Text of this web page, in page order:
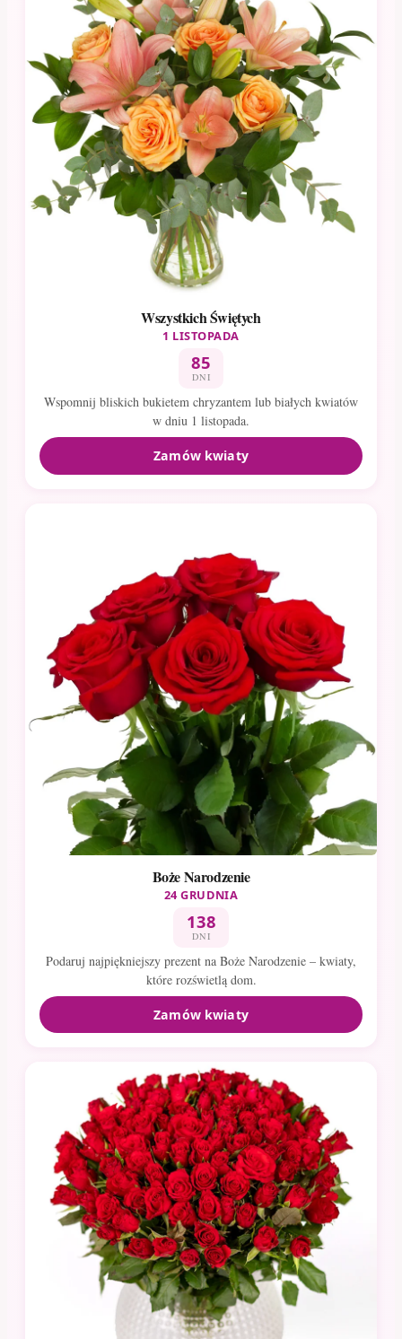
Wszystkich Świętych
1 LISTOPADA
85
DNI
Wspomnij bliskich bukietem chryzantem lub białych kwiatów
w dniu 1 listopada.
Zamów kwiaty
Boże Narodzenie
24 GRUDNIA
138
DNI
Podaruj najpiękniejszy prezent na Boże Narodzenie – kwiaty,
które rozświetlą dom.
Zamów kwiaty